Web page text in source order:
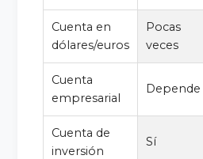
Cuenta en
dólares/euros
Pocas
veces
Cuenta
empresarial
Depende
Cuenta de
inversión
Sí